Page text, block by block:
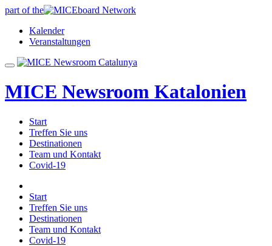
part of the
Kalender
Veranstaltungen
MICE Newsroom Katalonien
Start
Treffen Sie uns
Destinationen
Team und Kontakt
Covid-19
Start
Treffen Sie uns
Destinationen
Team und Kontakt
Covid-19